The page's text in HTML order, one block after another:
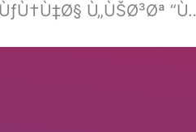
Ù„ÙŠØ³Øª